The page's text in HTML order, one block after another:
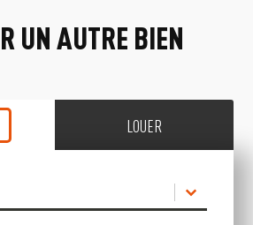
UN AUTRE BIEN
LOUER